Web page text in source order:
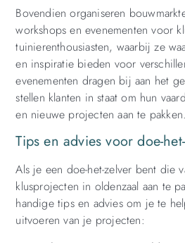
Bovendien organiseren
workshops en evenementen voor
tuinierenthousiasten, waarbij ze
en inspiratie bieden voor
evenementen dragen bij aan het
stellen klanten in staat om hun
en nieuwe projecten aan te pakken.
Tips en advies voor doe-
Als je een doe-het-zelver bent die
klusprojecten in oldenzaal aan te
handige tips en advies om je te
uitvoeren van je projecten: